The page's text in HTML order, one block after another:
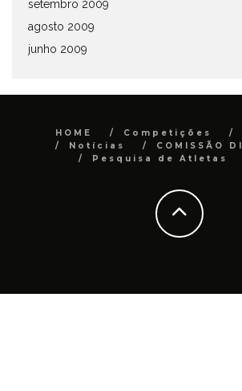
setembro 2009
agosto 2009
junho 2009
HOME Competições
Notícias
COMISSÃO
Pesquisa de Atletas